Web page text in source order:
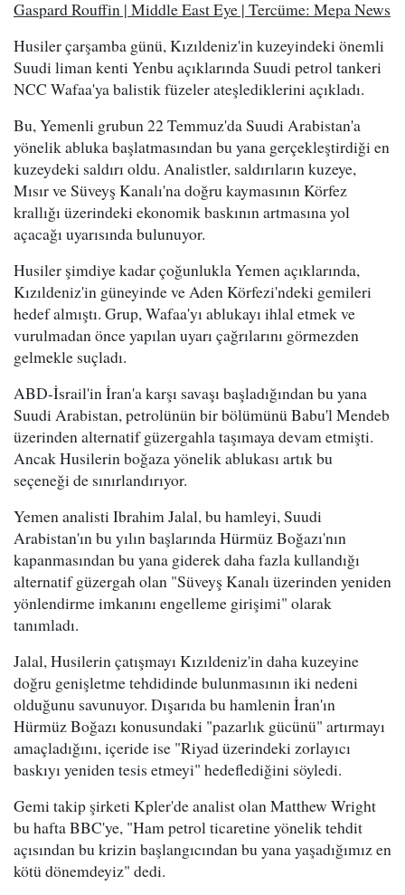
Gaspard Rouffin | Middle East Eye | Tercüme: Mepa News
Husiler çarşamba günü, Kızıldeniz'in kuzeyindeki önemli
Suudi liman kenti Yenbu açıklarında Suudi petrol tankeri
NCC Wafaa'ya balistik füzeler ateşlediklerini açıkladı.
Bu, Yemenli grubun 22 Temmuz'da Suudi Arabistan'a
yönelik abluka başlatmasından bu yana gerçekleştirdiği en
kuzeydeki saldırı oldu. Analistler, saldırıların kuzeye,
Mısır ve Süveyş Kanalı'na doğru kaymasının Körfez
krallığı üzerindeki ekonomik baskının artmasına yol
açacağı uyarısında bulunuyor.
Husiler şimdiye kadar çoğunlukla Yemen açıklarında,
Kızıldeniz'in güneyinde ve Aden Körfezi'ndeki gemileri
hedef almıştı. Grup, Wafaa'yı ablukayı ihlal etmek ve
vurulmadan önce yapılan uyarı çağrılarını görmezden
gelmekle suçladı.
ABD-İsrail'in İran'a karşı savaşı başladığından bu yana
Suudi Arabistan, petrolünün bir bölümünü Babu'l Mendeb
üzerinden alternatif güzergahla taşımaya devam etmişti.
Ancak Husilerin boğaza yönelik ablukası artık bu
seçeneği de sınırlandırıyor.
Yemen analisti Ibrahim Jalal, bu hamleyi, Suudi
Arabistan'ın bu yılın başlarında Hürmüz Boğazı'nın
kapanmasından bu yana giderek daha fazla kullandığı
alternatif güzergah olan "Süveyş Kanalı üzerinden yeniden
yönlendirme imkanını engelleme girişimi" olarak
tanımladı.
Jalal, Husilerin çatışmayı Kızıldeniz'in daha kuzeyine
doğru genişletme tehdidinde bulunmasının iki nedeni
olduğunu savunuyor. Dışarıda bu hamlenin İran'ın
Hürmüz Boğazı konusundaki "pazarlık gücünü" artırmayı
amaçladığını, içeride ise "Riyad üzerindeki zorlayıcı
baskıyı yeniden tesis etmeyi" hedeflediğini söyledi.
Gemi takip şirketi Kpler'de analist olan Matthew Wright
bu hafta BBC'ye, "Ham petrol ticaretine yönelik tehdit
açısından bu krizin başlangıcından bu yana yaşadığımız en
kötü dönemdeyiz" dedi.